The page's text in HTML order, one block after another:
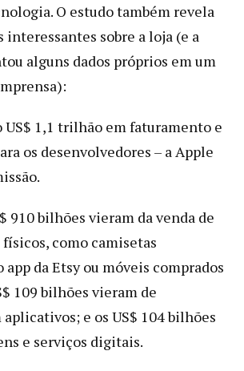
O estudo também revela
interessantes sobre a loja (e a
alguns dados próprios em um
US$ 1,1 trilhão em faturamento e
os desenvolvedores – a Apple
910 bilhões vieram da venda de
como camisetas
app da Etsy ou móveis comprados
109 bilhões vieram de
e os US$ 104 bilhões
e serviços digitais.